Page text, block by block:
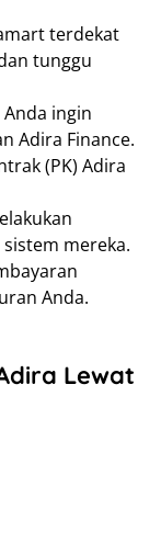
terdekat
tunggu
ingin
Adira Finance.
(PK) Adira
mereka.
Anda.
Lewat